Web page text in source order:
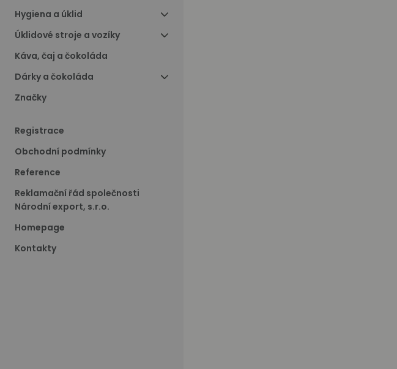
Hygiena a úklid
Úklidové stroje a vozíky
Káva, čaj a čokoláda
Dárky a čokoláda
Značky
Registrace
Obchodní podmínky
Reference
Reklamační řád společnosti
Národní export, s.r.o.
Homepage
Kontakty